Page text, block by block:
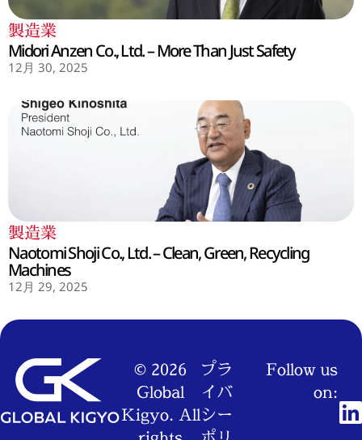
製造業
Midori Anzen Co., Ltd. – More Than Just Safety
12月 30, 2025
製造業
Naotomi Shoji Co., Ltd. – Clean, Green, Recycling
Machines
12月 29, 2025
© 2026
Global
Kigyo. All
プラ
イバ
シー
Follow us
on: